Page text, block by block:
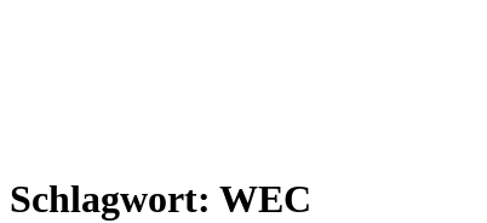
Schlagwort: WEC